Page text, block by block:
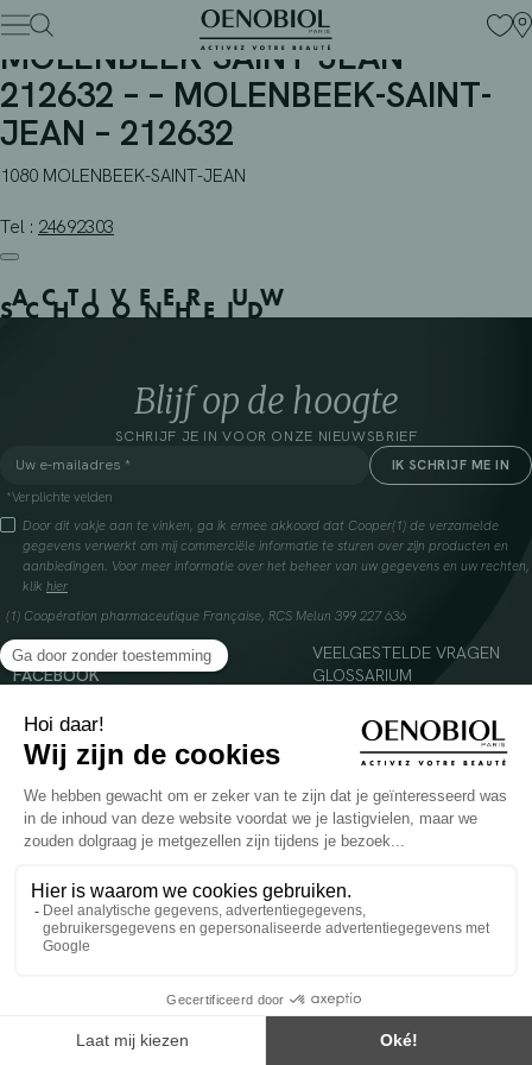
Skip
to
content
MULTIPHARMA 476 –
MOLENBEEK-SAINT-JEAN –
212632 – – MOLENBEEK-SAINT-
JEAN – 212632
1080 MOLENBEEK-SAINT-JEAN
Tel : 24692303
ACTIVEER UW
SCHOONHEID
Blijf op de hoogte
SCHRIJF JE IN VOOR ONZE NIEUWSBRIEF
*Verplichte velden
Door dit vakje aan te vinken, ga ik ermee akkoord dat Cooper(1) de verzamelde
gegevens verwerkt om mij commerciële informatie te sturen over zijn producten en
aanbiedingen. Voor meer informatie over het beheer van uw gegevens en uw rechten,
klik hier
(1) Coopération pharmaceutique Française, RCS Melun 399 227 636
INSTAGRAM
FACEBOOK
YOUTUBE
VEELGESTELDE VRAGEN
GLOSSARIUM
© 2024 Oenobiol Paris
Voedingssupplement dat moet worden geconsumeerd als onderdeel van een gevarieerde,
overschrijden. Enkel voor volwassenen, buiten het bereik van kinderen houden.